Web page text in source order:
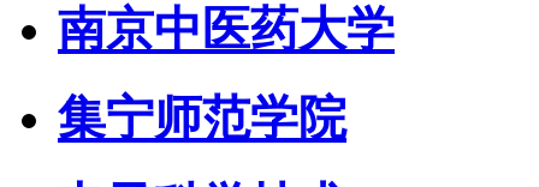
南京中医药大学
集宁师范学院